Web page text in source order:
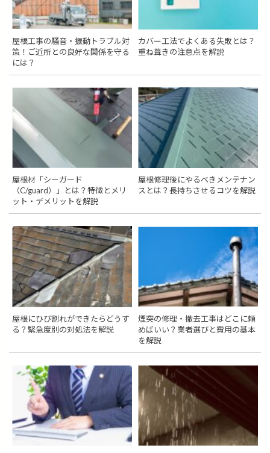
屋根工事の騒音・振動トラブル対
策！ご近所との良好な関係を守る
には？
カバー工法でよくある失敗とは？
重ね葺きの注意点を解説
屋根材「シーガード
（C/guard）」とは？特徴とメリ
ット・デメリットを解説
屋根修理後にやるべきメンテナン
スとは？長持ちさせるコツを解説
屋根にひび割れができたらどうす
る？緊急度別の対処法を解説
煙突の修理・撤去工事はどこに頼
めばいい？業者選びと費用の基本
を解説